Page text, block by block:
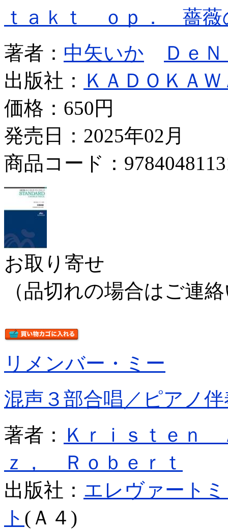
ｔａｋｔ ｏｐ． 薔
著者： 中矢いか
Ｄｅ
出版社： ＫＡＤＯＫＡＷ
価格： 650円
発売日：2025年02月
商品コード：
お取り寄せ
（品切れの場合はご連
リメンバー・ミー
混声３部合唱／ピアノ
著者： Ｋｒｉｓｔｅｎ
ｚ， Ｒｏｂｅｒｔ
出版社： エレヴァート
ト (Ａ４)